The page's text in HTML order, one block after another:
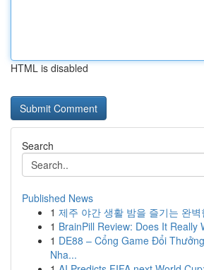
HTML is disabled
Search
Published News
1 제주 야간 생활 밤을 즐기는 완벽
1 BrainPill Review: Does It Really
1 DE88 – Cổng Game Đổi
Nha...